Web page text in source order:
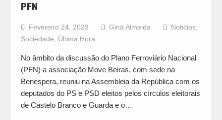
PFN
Fevereiro 24, 2023 Gina Almeida Noticias,
Sociedade, Última Hora
No âmbito da discussão do Plano Ferroviário Nacional
(PFN) a associação Move Beiras, com sede na
Benespera, reuniu na Assembleia da República com os
deputados do PS e PSD eleitos pelos círculos eleitorais
de Castelo Branco e Guarda e o…